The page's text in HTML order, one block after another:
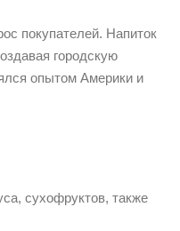
покупателей. Напиток
городскую
опытом Америки и
сухофруктов, также